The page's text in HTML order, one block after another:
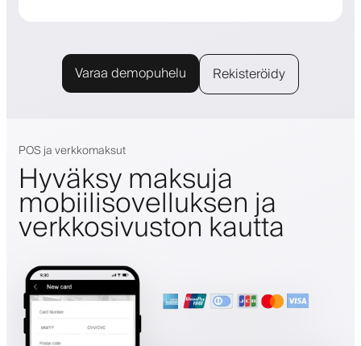
Varaa demopuhelu Rekisteröidy
POS ja verkkomaksut
Hyväksy maksuja
mobiilisovelluksen ja
verkkosivuston kautta